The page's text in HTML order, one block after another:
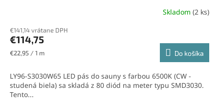
Skladom (2 ks)
€141,14 vrátane DPH
€114,75
Jednotková
€22,95 / 1 m Do košíka
LY96-S3030W65 LED pás do sauny s farbou 6500K (CW -
studená biela) sa skladá z 80 diód na meter typu SMD3030.
Tento...